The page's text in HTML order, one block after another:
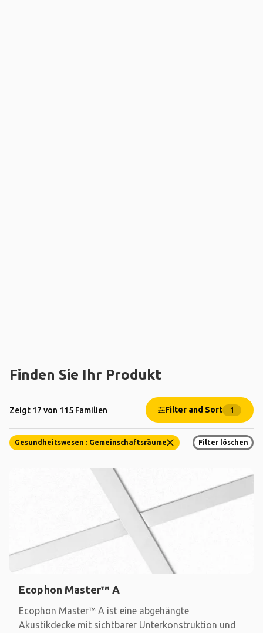
Finden Sie Ihr Produkt
Zeigt 17 von 115 Familien Filter and Sort 1
Gesundheitswesen : Gemeinschaftsräume Filter löschen
Ecophon Master™ A
Ecophon Master™ A ist eine abgehängte
Akustikdecke mit sichtbarer Unterkonstruktion und